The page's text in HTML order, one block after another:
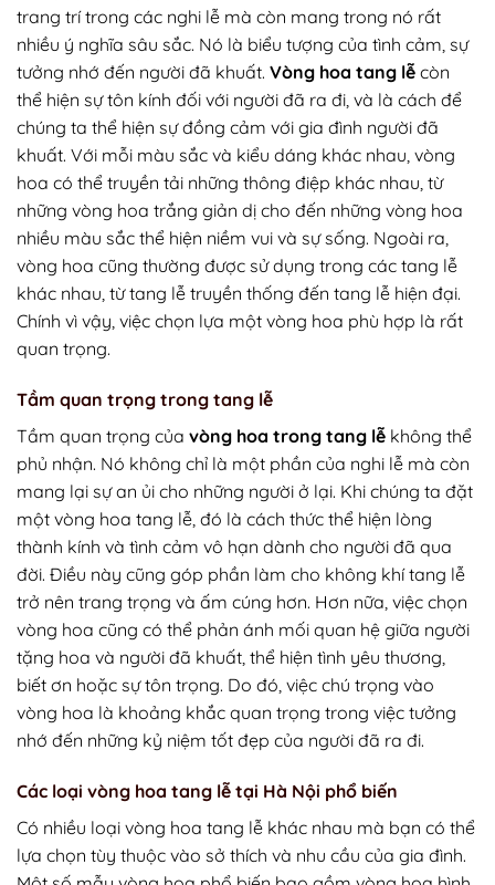
trang trí trong các nghi lễ mà còn mang trong nó rất
nhiều ý nghĩa sâu sắc. Nó là biểu tượng của tình cảm, sự
tưởng nhớ đến người đã khuất. Vòng hoa tang lễ còn
thể hiện sự tôn kính đối với người đã ra đi, và là cách để
chúng ta thể hiện sự đồng cảm với gia đình người đã
khuất. Với mỗi màu sắc và kiểu dáng khác nhau, vòng
hoa có thể truyền tải những thông điệp khác nhau, từ
những vòng hoa trắng giản dị cho đến những vòng hoa
nhiều màu sắc thể hiện niềm vui và sự sống. Ngoài ra,
vòng hoa cũng thường được sử dụng trong các tang lễ
khác nhau, từ tang lễ truyền thống đến tang lễ hiện đại.
Chính vì vậy, việc chọn lựa một vòng hoa phù hợp là rất
quan trọng.
Tầm quan trọng trong tang lễ
Tầm quan trọng của vòng hoa trong tang lễ không thể
phủ nhận. Nó không chỉ là một phần của nghi lễ mà còn
mang lại sự an ủi cho những người ở lại. Khi chúng ta đặt
một vòng hoa tang lễ, đó là cách thức thể hiện lòng
thành kính và tình cảm vô hạn dành cho người đã qua
đời. Điều này cũng góp phần làm cho không khí tang lễ
trở nên trang trọng và ấm cúng hơn. Hơn nữa, việc chọn
vòng hoa cũng có thể phản ánh mối quan hệ giữa người
tặng hoa và người đã khuất, thể hiện tình yêu thương,
biết ơn hoặc sự tôn trọng. Do đó, việc chú trọng vào
vòng hoa là khoảng khắc quan trọng trong việc tưởng
nhớ đến những kỷ niệm tốt đẹp của người đã ra đi.
Các loại vòng hoa tang lễ tại Hà Nội phổ biến
Có nhiều loại vòng hoa tang lễ khác nhau mà bạn có thể
lựa chọn tùy thuộc vào sở thích và nhu cầu của gia đình.